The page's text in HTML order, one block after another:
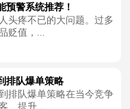
预警系统推荐！
头疼不已的大问题。过多
贬值，...
排队爆单策略
排队爆单策略在当今竞争
、提升...